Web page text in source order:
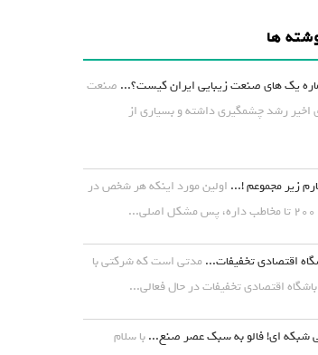
ها
یک های صنعت زیبایی ایران کیست؟... صنعت
اخیر رشد چشمگیری داشته و بسیاری از
زیر مجموعم !... اولین مورد اینکه هر شخص در
اقتصادی تخفیفات...مدتی است که شرکتی با
باشگاه اقتصادی تخفیفات در حال فعالی...
شبکه ای! فالو به سبک عصر صنع...با سلام